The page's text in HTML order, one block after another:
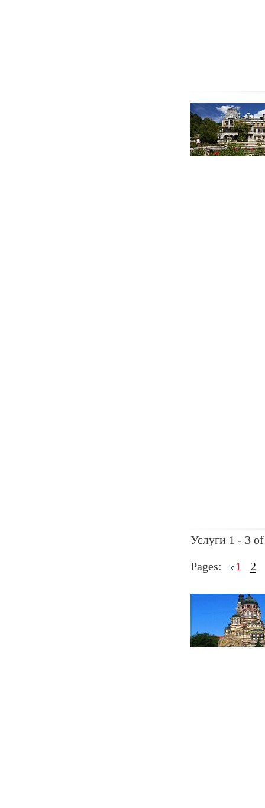
Услуги 1 - 3
Pages: 1 2